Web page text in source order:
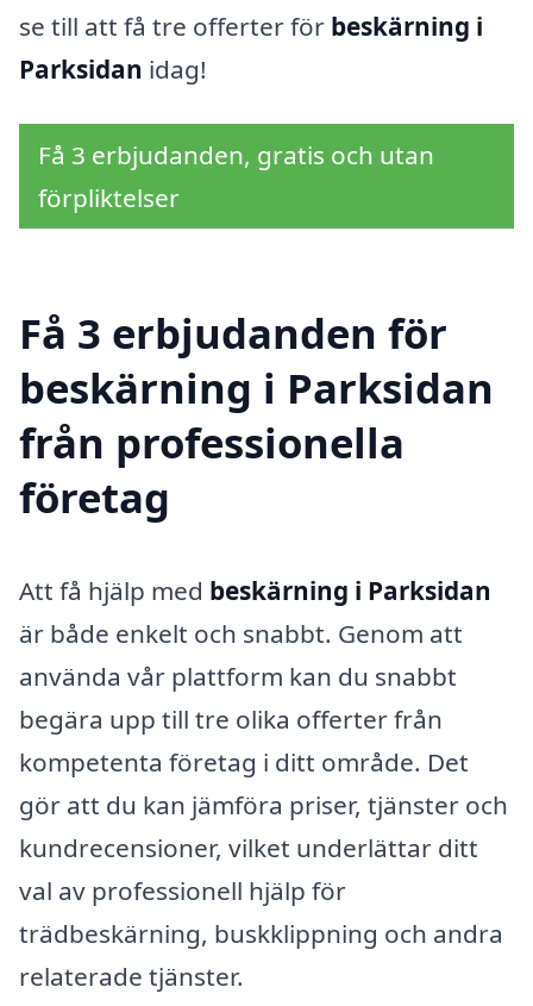
se till att få tre offerter för beskärning i
Parksidan idag!
Få 3 erbjudanden, gratis och utan
förpliktelser
Få 3 erbjudanden för
beskärning i Parksidan
från professionella
företag
Att få hjälp med beskärning i Parksidan
är både enkelt och snabbt. Genom att
använda vår plattform kan du snabbt
begära upp till tre olika offerter från
kompetenta företag i ditt område. Det
gör att du kan jämföra priser, tjänster och
kundrecensioner, vilket underlättar ditt
val av professionell hjälp för
trädbeskärning, buskklippning och andra
relaterade tjänster.